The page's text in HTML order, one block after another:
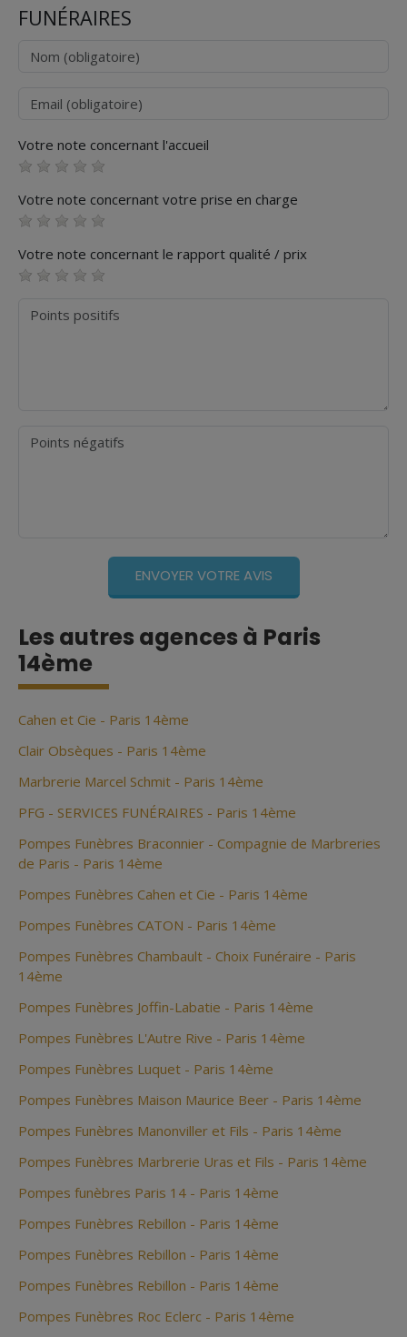
FUNÉRAIRES
Nom
Courriel
Votre note concernant l'accueil
Votre note concernant votre prise en charge
Votre note concernant le rapport qualité / prix
Points positifs
Points négatifs
Les autres agences à Paris
14ème
Cahen et Cie - Paris 14ème
Clair Obsèques - Paris 14ème
Marbrerie Marcel Schmit - Paris 14ème
PFG - SERVICES FUNÉRAIRES - Paris 14ème
Pompes Funèbres Braconnier - Compagnie de Marbreries
de Paris - Paris 14ème
Pompes Funèbres Cahen et Cie - Paris 14ème
Pompes Funèbres CATON - Paris 14ème
Pompes Funèbres Chambault - Choix Funéraire - Paris
14ème
Pompes Funèbres Joffin-Labatie - Paris 14ème
Pompes Funèbres L'Autre Rive - Paris 14ème
Pompes Funèbres Luquet - Paris 14ème
Pompes Funèbres Maison Maurice Beer - Paris 14ème
Pompes Funèbres Manonviller et Fils - Paris 14ème
Pompes Funèbres Marbrerie Uras et Fils - Paris 14ème
Pompes funèbres Paris 14 - Paris 14ème
Pompes Funèbres Rebillon - Paris 14ème
Pompes Funèbres Rebillon - Paris 14ème
Pompes Funèbres Rebillon - Paris 14ème
Pompes Funèbres Roc Eclerc - Paris 14ème